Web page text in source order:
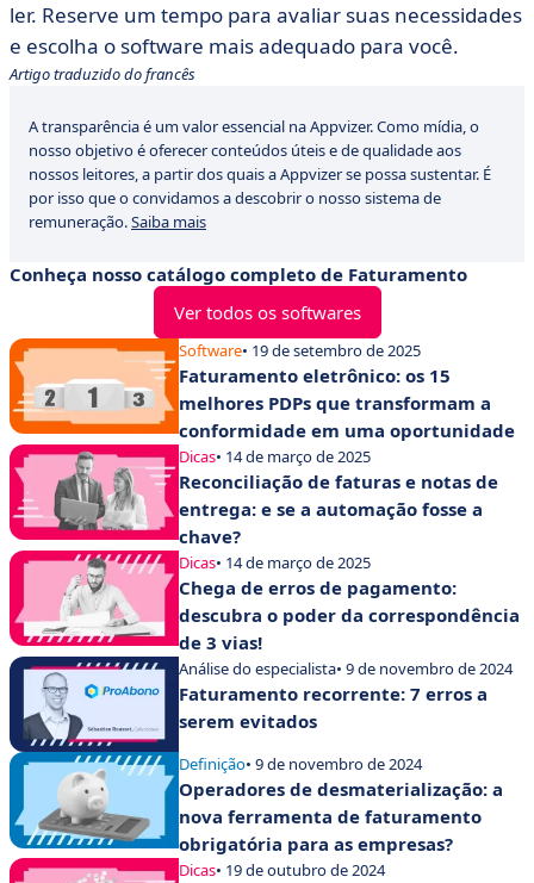
ler. Reserve um tempo para avaliar suas necessidades
e escolha o software mais adequado para você.
Artigo traduzido do francês
A transparência é um valor essencial na Appvizer. Como mídia, o
nosso objetivo é oferecer conteúdos úteis e de qualidade aos
nossos leitores, a partir dos quais a Appvizer se possa sustentar. É
por isso que o convidamos a descobrir o nosso sistema de
remuneração.Saiba mais
Conheça nosso catálogo completo de Faturamento
Ver todos os softwares
Software• 19 de setembro de 2025
Faturamento eletrônico: os 15
melhores PDPs que transformam a
conformidade em uma oportunidade
Dicas• 14 de março de 2025
Reconciliação de faturas e notas de
entrega: e se a automação fosse a
chave?
Dicas• 14 de março de 2025
Chega de erros de pagamento:
descubra o poder da correspondência
de 3 vias!
Análise do especialista• 9 de novembro de 2024
Faturamento recorrente: 7 erros a
serem evitados
Definição• 9 de novembro de 2024
Operadores de desmaterialização: a
nova ferramenta de faturamento
obrigatória para as empresas?
Dicas• 19 de outubro de 2024